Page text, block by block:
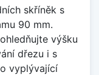
skříněk s
90 mm.
výšku
dřezu i s
vyplývající